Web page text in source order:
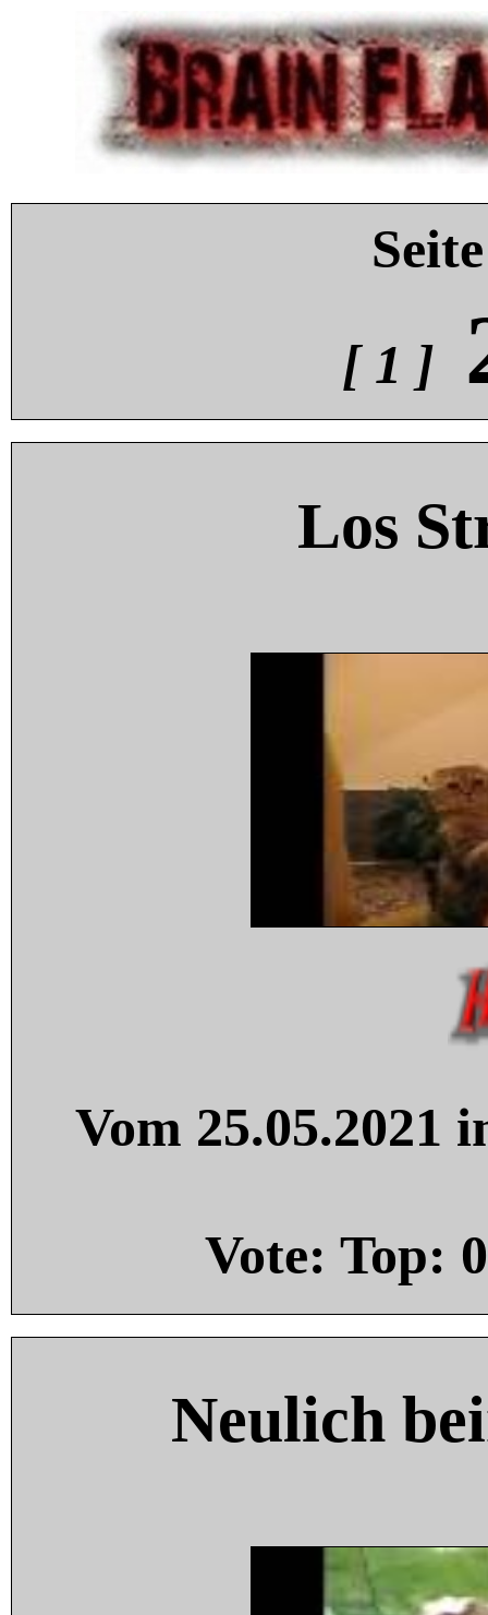
[ 1 ]
Los
Vom 25.05.2021
Vote: Top: 0
Neulich